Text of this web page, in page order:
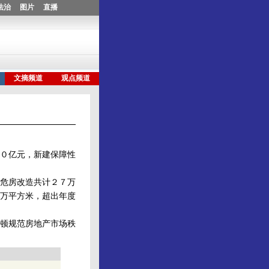
亿元，新建保障性
房改造共计２７万
平方米，超出年度
规范房地产市场秩